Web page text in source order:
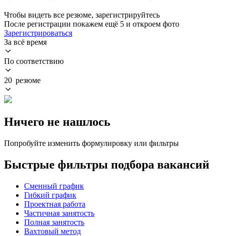
Чтобы видеть все резюме, зарегистрируйтесь
После регистрации покажем ещё 5 и откроем фото
Зарегистрироваться
За всё время
По соответствию
20 резюме
Ничего не нашлось
Попробуйте изменить формулировку или фильтры
Быстрые фильтры подбора вакансий
Сменный график
Гибкий график
Проектная работа
Частичная занятость
Полная занятость
Вахтовый метод